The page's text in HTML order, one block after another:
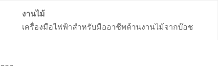
งานไม้
เครื่องมือไฟฟ้าสำหรับมืออาชีพด้านงานไม้จากบ๊อช